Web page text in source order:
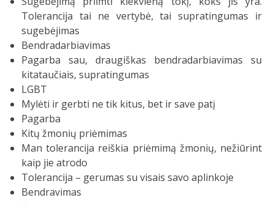
Tolerancija tai ne vertybė, tai supratingumas ir
sugebėjimas
Bendradarbiavimas
Pagarba sau, draugiškas bendradarbiavimas su
kitataučiais, supratingumas
LGBT
Mylėti ir gerbti ne tik kitus, bet ir save patį
Pagarba
Kitų žmonių priėmimas
Man tolerancija reiškia priėmimą žmonių, nežiūrint
kaip jie atrodo
Tolerancija – gerumas su visais savo aplinkoje
Bendravimas